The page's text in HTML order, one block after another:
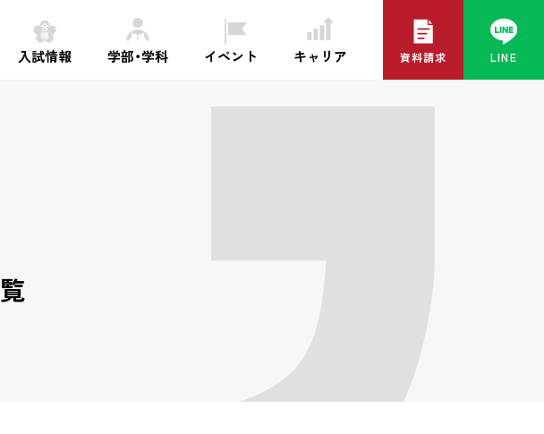
入試情報 学部・学科 イベント キャリア 資料請求 LINE